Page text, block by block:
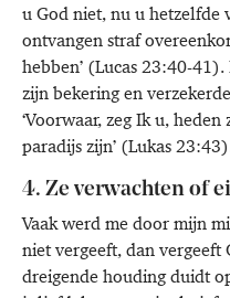
u God niet, nu u
ontvangen straf
hebben’ (Lucas 23:40-
zijn bekering en
‘Voorwaar, zeg Ik u,
paradijs zijn’ (Lukas
4. Ze verwachten of
Vaak werd me door mijn
niet vergeeft, dan vergeeft
dreigende houding duidt